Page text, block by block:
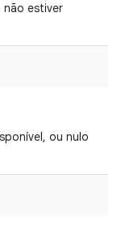
estiver
ou nulo